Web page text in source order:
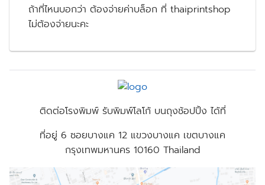
ถ้าที่ไหนบอกว่า ต้องจ่ายค่าบล็อก ที่ thaiprintshop
ไม่ต้องจ่ายนะคะ
ติดต่อโรงพิมพ์ รับพิมพ์โลโก้ บนถุงช้อปปิ้ง ได้ที่
ที่อยู่ 6 ซอยบางแค 12 แขวงบางแค เขตบางแค
กรุงเทพมหานคร 10160 Thailand